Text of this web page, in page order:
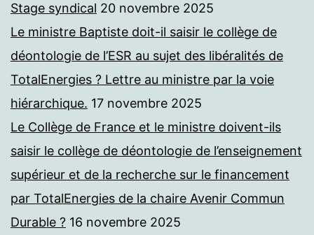
Stage syndical 20 novembre 2025
Le ministre Baptiste doit-il saisir le collège de
déontologie de l’ESR au sujet des libéralités de
TotalEnergies ? Lettre au ministre par la voie
hiérarchique. 17 novembre 2025
Le Collège de France et le ministre doivent-ils
saisir le collège de déontologie de l’enseignement
supérieur et de la recherche sur le financement
par TotalEnergies de la chaire Avenir Commun
Durable ? 16 novembre 2025